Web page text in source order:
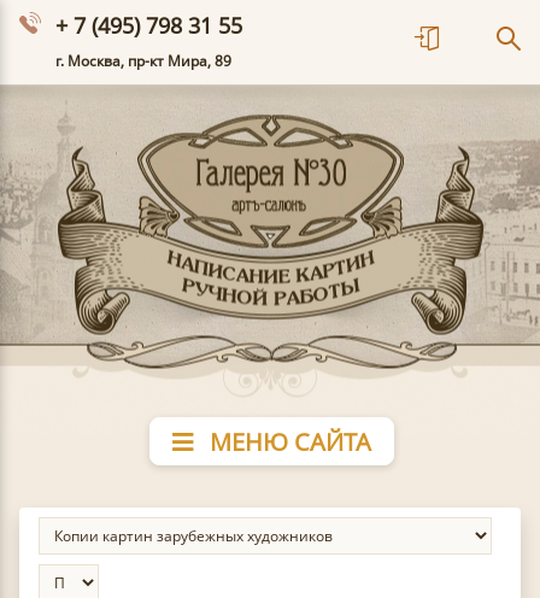
+ 7 (495) 798 31 55
г. Москва, пр-кт Мира, 89
МЕНЮ САЙТА